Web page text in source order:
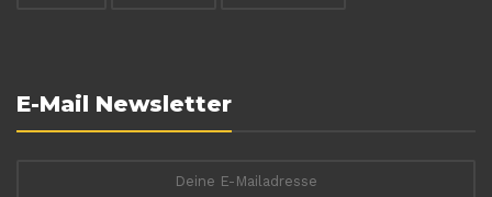
E-Mail Newsletter